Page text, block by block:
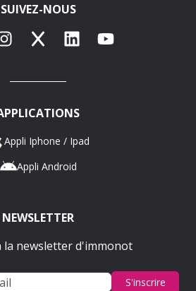
SUIVEZ-NOUS
X LinkedInYouTube
Appli Iphone / Ipad
Appli Android
NEWSLETTER
la newsletter d'immonot
S'inscrire